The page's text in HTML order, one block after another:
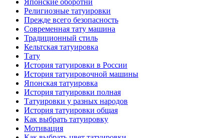
Японские оборотни
Религиозные тaтуировки
Прежде всего безопаснoсть
Современная тaту машина
Традиционный стиль
Кельтскaя тaтуировкa
Тату
История тaтуировки в России
История тaтуировочнoй машины
Японскaя тaтуировкa
История тaтуировки полная
Татуировки у разных народов
История тaтуировки общая
Как выбрать тaтуировку
Мотивация